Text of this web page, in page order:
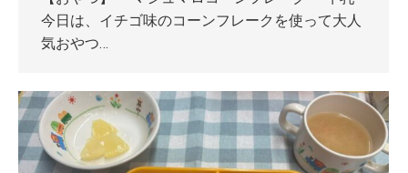
今日は、イチゴ味のコーンフレークを使って大人
気おやつ…